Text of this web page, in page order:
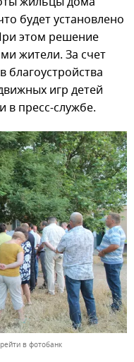
будет установлено
этом решение
жители. За счет
благоустройства
игр детей
в пресс-службе.
в фотобанк